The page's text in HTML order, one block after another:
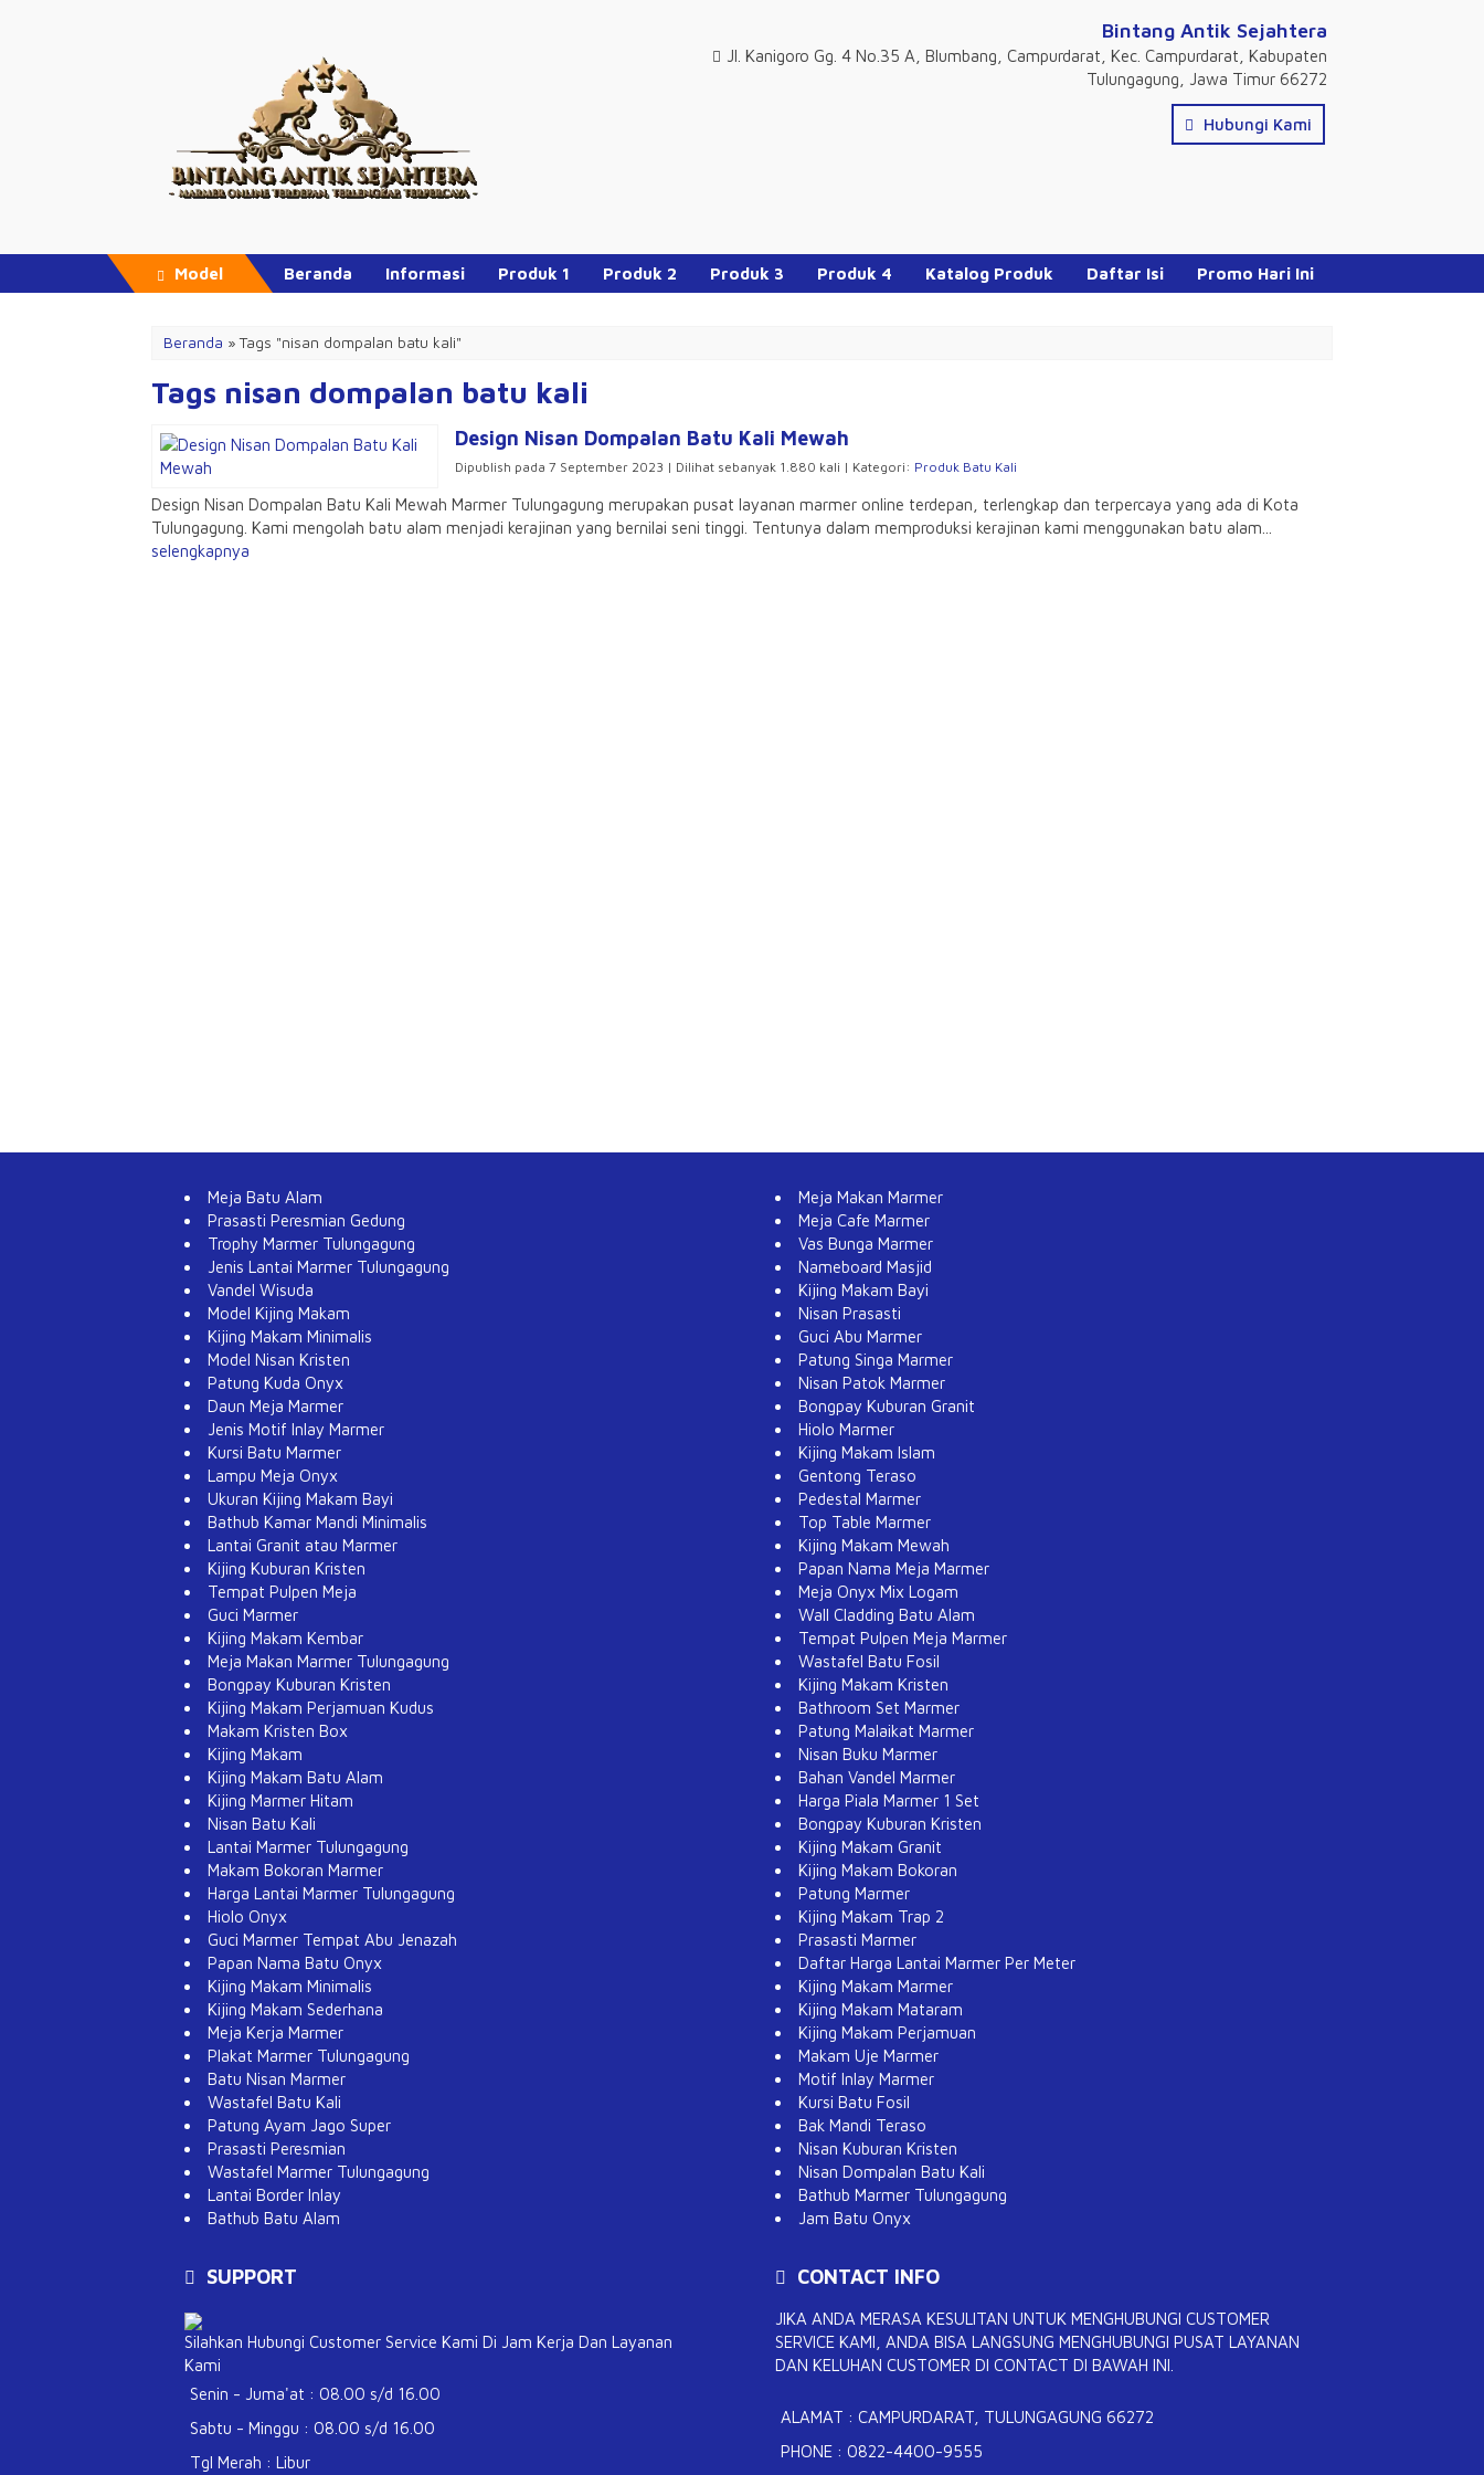
Bintang Antik Sejahtera
Jl. Kanigoro Gg. 4 No.35 A, Blumbang, Campurdarat, Kec. Campurdarat, Kabupaten
Tulungagung, Jawa Timur 66272
Hubungi Kami
Model Beranda Informasi Produk 1 Produk 2 Produk 3 Produk 4 Katalog Produk Daftar Isi Promo Hari Ini
Beranda »Tags "nisan dompalan batu kali"
Tags nisan dompalan batu kali
Design Nisan Dompalan Batu Kali Mewah
Dipublish pada 7 September 2023 | Dilihat sebanyak 1.880 kali | Kategori: Produk Batu Kali
Design Nisan Dompalan Batu Kali Mewah Marmer Tulungagung merupakan pusat layanan marmer online terdepan, terlengkap dan terpercaya yang ada di Kota
Tulungagung. Kami mengolah batu alam menjadi kerajinan yang bernilai seni tinggi. Tentunya dalam memproduksi kerajinan kami menggunakan batu alam...
selengkapnya
Meja Batu Alam
Prasasti Peresmian Gedung
Trophy Marmer Tulungagung
Jenis Lantai Marmer Tulungagung
Vandel Wisuda
Model Kijing Makam
Kijing Makam Minimalis
Model Nisan Kristen
Patung Kuda Onyx
Daun Meja Marmer
Jenis Motif Inlay Marmer
Kursi Batu Marmer
Lampu Meja Onyx
Ukuran Kijing Makam Bayi
Bathub Kamar Mandi Minimalis
Lantai Granit atau Marmer
Kijing Kuburan Kristen
Tempat Pulpen Meja
Guci Marmer
Kijing Makam Kembar
Meja Makan Marmer Tulungagung
Bongpay Kuburan Kristen
Kijing Makam Perjamuan Kudus
Makam Kristen Box
Kijing Makam
Kijing Makam Batu Alam
Kijing Marmer Hitam
Nisan Batu Kali
Lantai Marmer Tulungagung
Makam Bokoran Marmer
Harga Lantai Marmer Tulungagung
Hiolo Onyx
Guci Marmer Tempat Abu Jenazah
Papan Nama Batu Onyx
Kijing Makam Minimalis
Kijing Makam Sederhana
Meja Kerja Marmer
Plakat Marmer Tulungagung
Batu Nisan Marmer
Wastafel Batu Kali
Patung Ayam Jago Super
Prasasti Peresmian
Wastafel Marmer Tulungagung
Lantai Border Inlay
Bathub Batu Alam
SUPPORT
Silahkan Hubungi Customer Service Kami Di Jam Kerja Dan Layanan
Kami
Senin - Juma'at : 08.00 s/d 16.00
Sabtu - Minggu : 08.00 s/d 16.00
Tgl Merah : Libur
Meja Makan Marmer
Meja Cafe Marmer
Vas Bunga Marmer
Nameboard Masjid
Kijing Makam Bayi
Nisan Prasasti
Guci Abu Marmer
Patung Singa Marmer
Nisan Patok Marmer
Bongpay Kuburan Granit
Hiolo Marmer
Kijing Makam Islam
Gentong Teraso
Pedestal Marmer
Top Table Marmer
Kijing Makam Mewah
Papan Nama Meja Marmer
Meja Onyx Mix Logam
Wall Cladding Batu Alam
Tempat Pulpen Meja Marmer
Wastafel Batu Fosil
Kijing Makam Kristen
Bathroom Set Marmer
Patung Malaikat Marmer
Nisan Buku Marmer
Bahan Vandel Marmer
Harga Piala Marmer 1 Set
Bongpay Kuburan Kristen
Kijing Makam Granit
Kijing Makam Bokoran
Patung Marmer
Kijing Makam Trap 2
Prasasti Marmer
Daftar Harga Lantai Marmer Per Meter
Kijing Makam Marmer
Kijing Makam Mataram
Kijing Makam Perjamuan
Makam Uje Marmer
Motif Inlay Marmer
Kursi Batu Fosil
Bak Mandi Teraso
Nisan Kuburan Kristen
Nisan Dompalan Batu Kali
Bathub Marmer Tulungagung
Jam Batu Onyx
CONTACT INFO
JIKA ANDA MERASA KESULITAN UNTUK MENGHUBUNGI CUSTOMER
SERVICE KAMI, ANDA BISA LANGSUNG MENGHUBUNGI PUSAT LAYANAN
DAN KELUHAN CUSTOMER DI CONTACT DI BAWAH INI.
ALAMAT : CAMPURDARAT, TULUNGAGUNG 66272
PHONE : 0822-4400-9555